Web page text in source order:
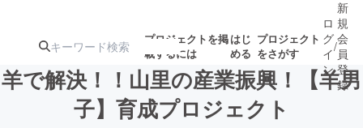
プロジェクトを掲
載するには
はじ
める
プロジェクト
をさがす
ロ
グ
イ
ン
/
新
規
会
員
登
録
羊で解決！！山里の産業振興！【羊男
子】育成プロジェクト